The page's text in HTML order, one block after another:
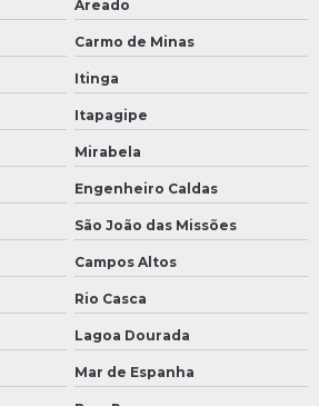
Areado
Carmo de Minas
Itinga
Itapagipe
Mirabela
Engenheiro Caldas
São João das Missões
Campos Altos
Rio Casca
Lagoa Dourada
Mar de Espanha